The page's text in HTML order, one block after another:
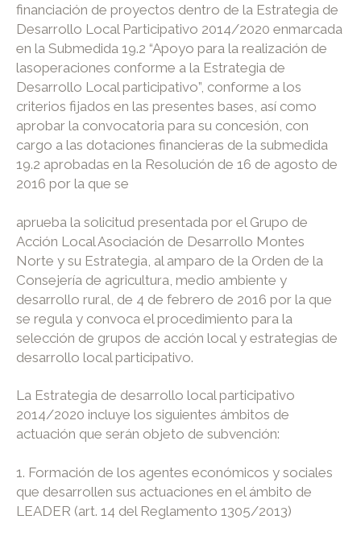
financiación de proyectos dentro de la Estrategia de
Desarrollo Local Participativo 2014/2020 enmarcada
en la Submedida 19.2 “Apoyo para la realización de
lasoperaciones conforme a la Estrategia de
Desarrollo Local participativo”, conforme a los
criterios fijados en las presentes bases, así como
aprobar la convocatoria para su concesión, con
cargo a las dotaciones financieras de la submedida
19.2 aprobadas en la Resolución de 16 de agosto de
2016 por la que se
aprueba la solicitud presentada por el Grupo de
Acción Local Asociación de Desarrollo Montes
Norte y su Estrategia, al amparo de la Orden de la
Consejería de agricultura, medio ambiente y
desarrollo rural, de 4 de febrero de 2016 por la que
se regula y convoca el procedimiento para la
selección de grupos de acción local y estrategias de
desarrollo local participativo.
La Estrategia de desarrollo local participativo
2014/2020 incluye los siguientes ámbitos de
actuación que serán objeto de subvención:
1. Formación de los agentes económicos y sociales
que desarrollen sus actuaciones en el ámbito de
LEADER (art. 14 del Reglamento 1305/2013)